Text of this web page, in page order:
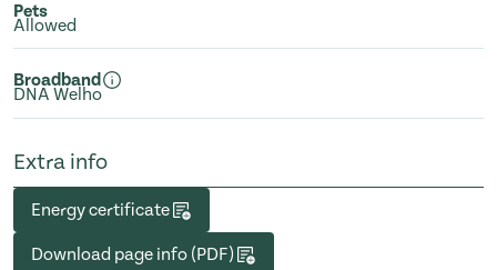
Pets
Allowed
Broadband
DNA Welho
Extra info
Energy certificate
Download page info (PDF)